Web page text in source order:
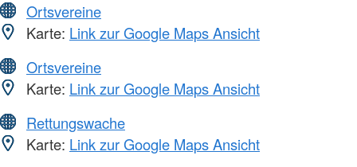
Ortsvereine
Karte: Link zur Google Maps Ansicht
Ortsvereine
Karte: Link zur Google Maps Ansicht
Rettungswache
Karte: Link zur Google Maps Ansicht